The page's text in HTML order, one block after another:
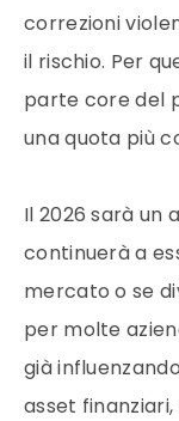
correzioni
il rischio. Per
parte core del
una quota più
Il 2026 sarà un
continuerà a
mercato o se
per molte
già
asset